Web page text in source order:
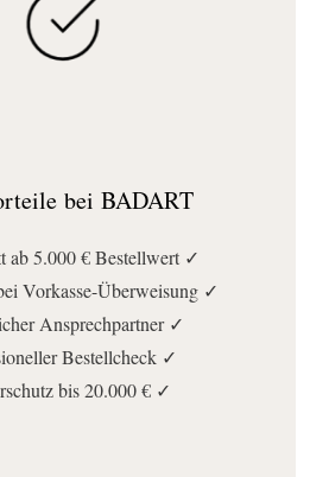
bei BADART
ab 5.000 € Bestellwert ✓
Vorkasse-Überweisung ✓
Ansprechpartner ✓
Bestellcheck ✓
bis 20.000 € ✓